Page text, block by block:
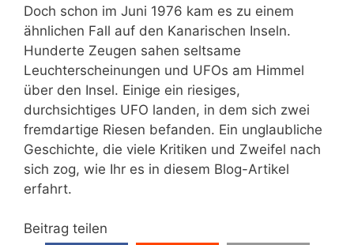
Doch schon im Juni 1976 kam es zu einem
ähnlichen Fall auf den Kanarischen Inseln.
Hunderte Zeugen sahen seltsame
Leuchterscheinungen und UFOs am Himmel
über den Insel. Einige ein riesiges,
durchsichtiges UFO landen, in dem sich zwei
fremdartige Riesen befanden. Ein unglaubliche
Geschichte, die viele Kritiken und Zweifel nach
sich zog, wie Ihr es in diesem Blog-Artikel
erfahrt.
Beitrag teilen